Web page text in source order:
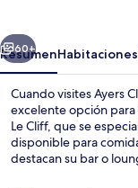
Siguiente
60+
ResumenHabitaciones
Cuando visites Ayers
excelente opción
Le Cliff, que se
disponible para
destacan su bar o